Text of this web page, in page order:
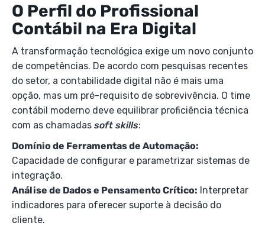
O Perfil do Profissional
Contábil na Era Digital
A transformação tecnológica exige um novo conjunto
de competências. De acordo com pesquisas recentes
do setor, a contabilidade digital não é mais uma
opção, mas um pré-requisito de sobrevivência. O time
contábil moderno deve equilibrar proficiência técnica
com as chamadas soft skills:
Domínio de Ferramentas de Automação:
Capacidade de configurar e parametrizar sistemas de
integração.
Análise de Dados e Pensamento Crítico: Interpretar
indicadores para oferecer suporte à decisão do
cliente.